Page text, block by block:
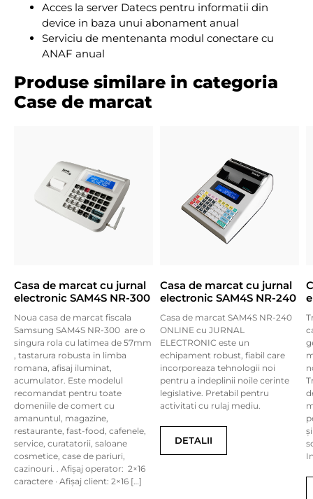
Acces la server Datecs pentru informatii din
device in baza unui abonament anual
Serviciu de mentenanta modul conectare cu
ANAF anual
Produse similare in categoria
Case de marcat
Casa de marcat cu jurnal
electronic SAM4S NR-300
Noua casa de marcat fiscala
Samsung SAM4S NR-300 are o
singura rola cu latimea de 57mm
, tastarura robusta in limba
romana, afisaj iluminat,
acumulator. Este modelul
recomandat pentru toate
domeniile de comert cu
amanuntul, magazine,
restaurante, fast-food, cafenele,
service, curatatorii, saloane
cosmetice, case de pariuri,
cazinouri. . Afișaj operator: 2×16
caractere · Afișaj client: 2×16 […]
Casa de marcat cu jurnal
electronic SAM4S NR-240
Casa de marcat SAM4S NR-240
ONLINE cu JURNAL
ELECTRONIC este un
echipament robust, fiabil care
incorporeaza tehnologii noi
pentru a indeplinii noile cerinte
legislative. Pretabil pentru
activitati cu rulaj mediu.
DETALII